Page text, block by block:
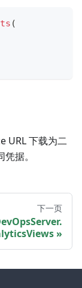
(
URL 下载为二
据。
下一页